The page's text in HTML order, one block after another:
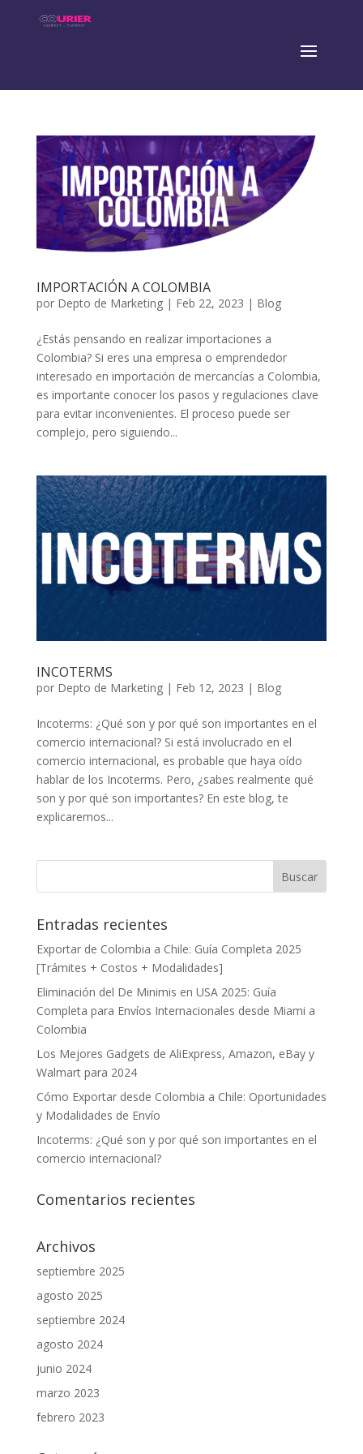
IMPORTACIÓN A COLOMBIA
por Depto de Marketing| Feb 22, 2023 | Blog
¿Estás pensando en realizar importaciones a
Colombia? Si eres una empresa o emprendedor
interesado en importación de mercancías a Colombia,
es importante conocer los pasos y regulaciones clave
para evitar inconvenientes. El proceso puede ser
complejo, pero siguiendo...
INCOTERMS
por Depto de Marketing| Feb 12, 2023 | Blog
Incoterms: ¿Qué son y por qué son importantes en el
comercio internacional? Si está involucrado en el
comercio internacional, es probable que haya oído
hablar de los Incoterms. Pero, ¿sabes realmente qué
son y por qué son importantes? En este blog, te
explicaremos...
Entradas recientes
Exportar de Colombia a Chile: Guía Completa 2025
[Trámites + Costos + Modalidades]
Eliminación del De Minimis en USA 2025: Guía
Completa para Envíos Internacionales desde Miami a
Colombia
Los Mejores Gadgets de AliExpress, Amazon, eBay y
Walmart para 2024
Cómo Exportar desde Colombia a Chile: Oportunidades
y Modalidades de Envío
Incoterms: ¿Qué son y por qué son importantes en el
comercio internacional?
Comentarios recientes
Archivos
septiembre 2025
agosto 2025
septiembre 2024
agosto 2024
junio 2024
marzo 2023
febrero 2023